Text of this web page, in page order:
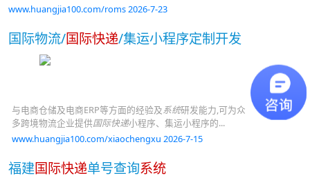
www.huangjia100.com/roms 2026-7-23
国际物流/国际快递/集运小程序定制开发
与电商仓储及电商ERP等方面的经验及系统研发能力,可为众
多跨境物流企业提供国际快递小程序、集运小程序的...
www.huangjia100.com/xiaochengxu 2026-7-15
福建国际快递单号查询系统